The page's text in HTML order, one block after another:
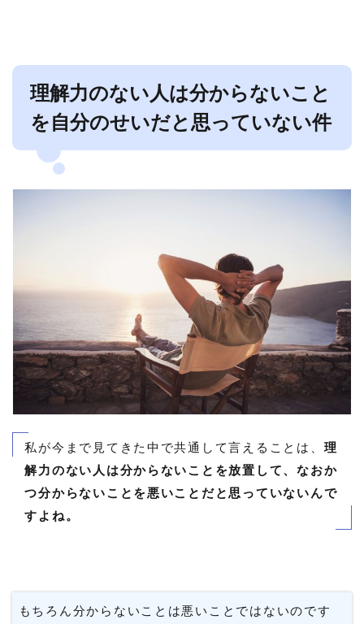
理解力のない人は分からないこと
を自分のせいだと思っていない件
私が今まで見てきた中で共通して言えることは、 理
解力のない人は分からないことを放置して、なおか
つ分からないことを悪いことだと思っていないんで
すよね。
もちろん分からないことは悪いことではないのです